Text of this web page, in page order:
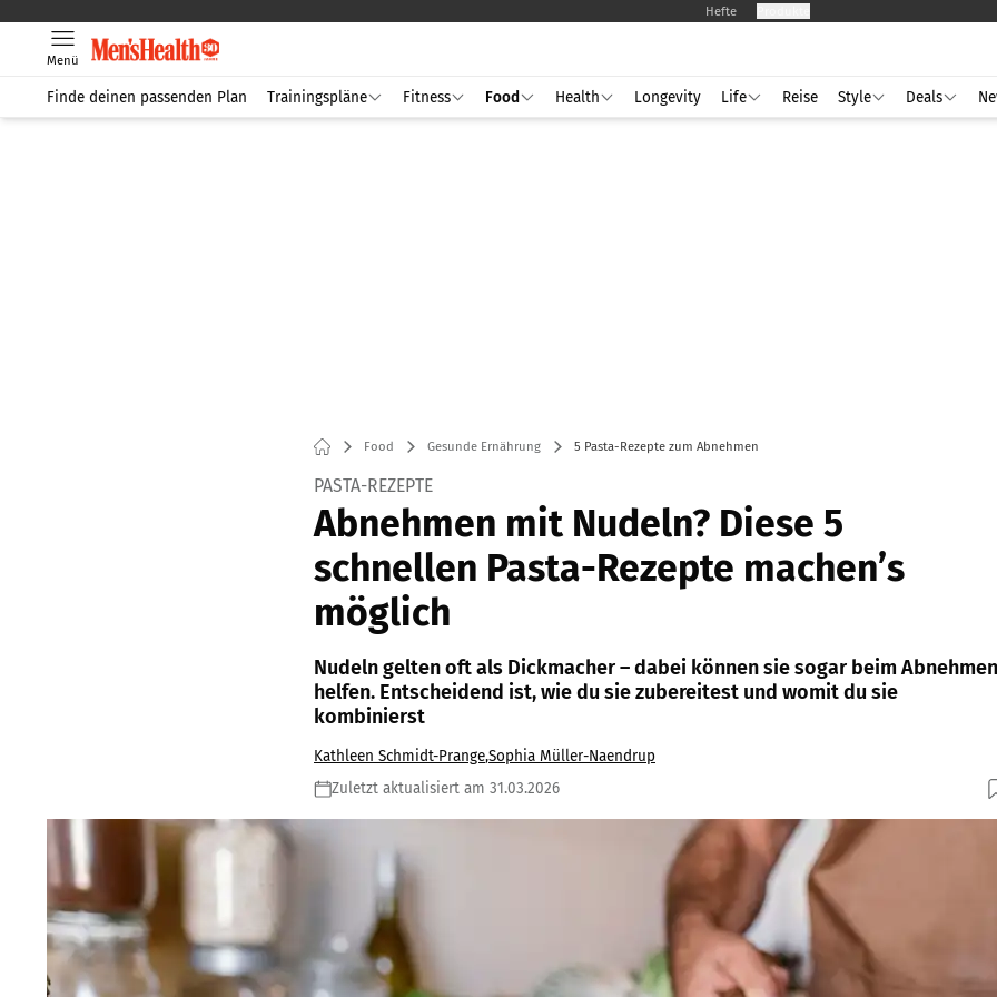
Hefte
Menü
Finde deinen passenden Plan Trainingspläne Fitness Food Health Longevity Life Reise Style Deals
Food Gesunde Ernährung 5 Pasta-Rezepte zum Abnehmen
PASTA-REZEPTE
Abnehmen mit Nudeln? Diese 5
schnellen Pasta-Rezepte machen’s
möglich
Nudeln gelten oft als Dickmacher – dabei können sie sogar beim Abnehmen
helfen. Entscheidend ist, wie du sie zubereitest und womit du sie
kombinierst
Kathleen Schmidt-Prange,Sophia Müller-Naendrup
Zuletzt aktualisiert am 31.03.2026